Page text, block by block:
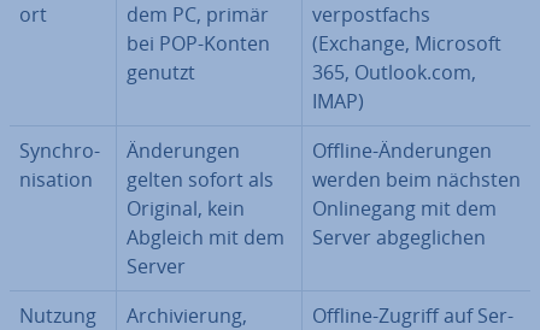
ort
dem PC, primär
bei POP-Konten
genutzt
ver­post­fachs
(Exchange, Microsoft
365, Outlook.com,
IMAP)
Syn­chro­
ni­sa­ti­on
Än­de­run­gen
gelten sofort als
Original, kein
Abgleich mit dem
Server
Offline-Än­de­run­gen
werden beim nächsten
On­lin­egang mit dem
Server ab­ge­gli­chen
Nutzung
Ar­chi­vie­rung,
Offline-Zugriff auf Ser­